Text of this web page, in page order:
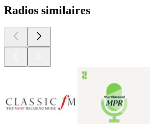
Radios similaires